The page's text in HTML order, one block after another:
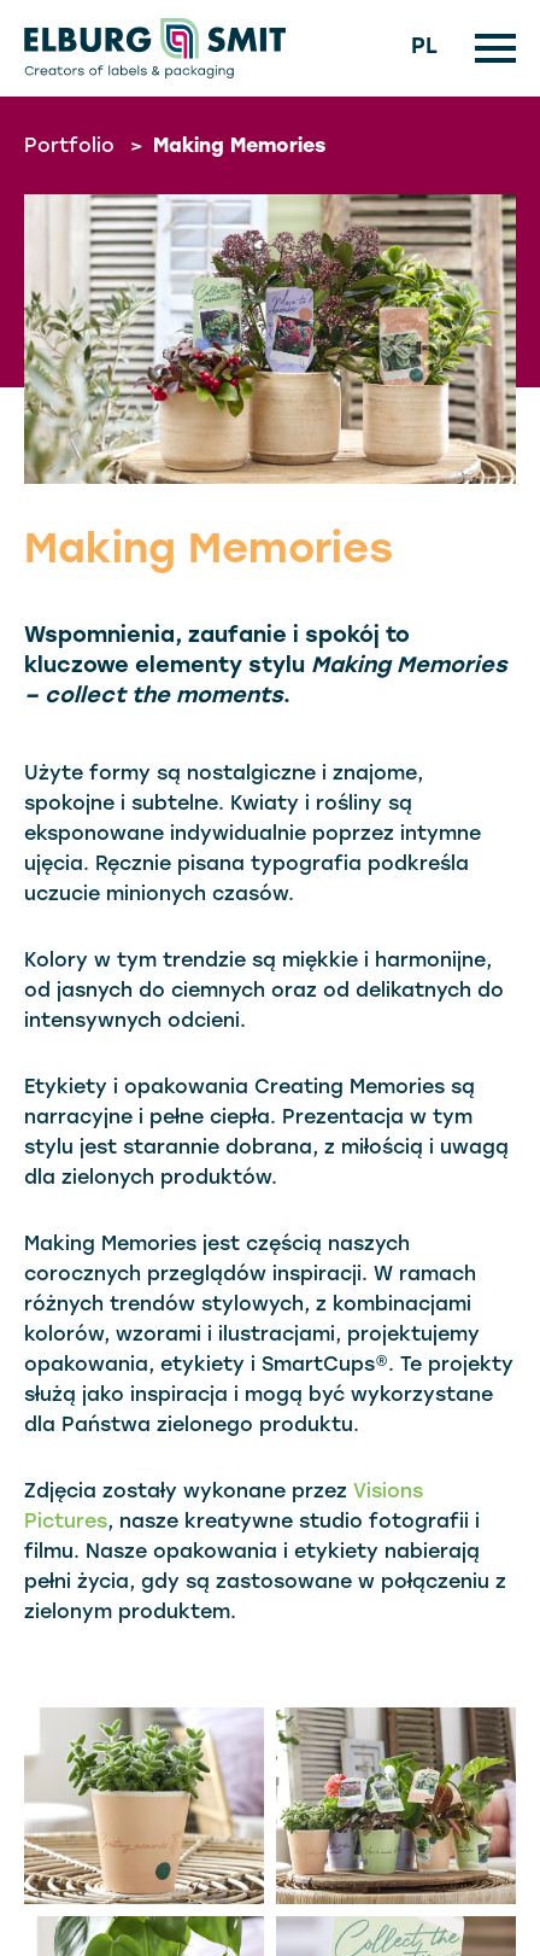
PL
Portfolio > Making Memories
Making Memories
Wspomnienia, zaufanie i spokój to
kluczowe elementy stylu Making Memories
– collect the moments.
Użyte formy są nostalgiczne i znajome,
spokojne i subtelne. Kwiaty i rośliny są
eksponowane indywidualnie poprzez intymne
ujęcia. Ręcznie pisana typografia podkreśla
uczucie minionych czasów.
Kolory w tym trendzie są miękkie i harmonijne,
od jasnych do ciemnych oraz od delikatnych do
intensywnych odcieni.
Etykiety i opakowania Creating Memories są
narracyjne i pełne ciepła. Prezentacja w tym
stylu jest starannie dobrana, z miłością i uwagą
dla zielonych produktów.
Making Memories jest częścią naszych
corocznych przeglądów inspiracji. W ramach
różnych trendów stylowych, z kombinacjami
kolorów, wzorami i ilustracjami, projektujemy
opakowania, etykiety i SmartCups®. Te projekty
służą jako inspiracja i mogą być wykorzystane
dla Państwa zielonego produktu.
Zdjęcia zostały wykonane przez Visions
Pictures, nasze kreatywne studio fotografii i
filmu. Nasze opakowania i etykiety nabierają
pełni życia, gdy są zastosowane w połączeniu z
zielonym produktem.